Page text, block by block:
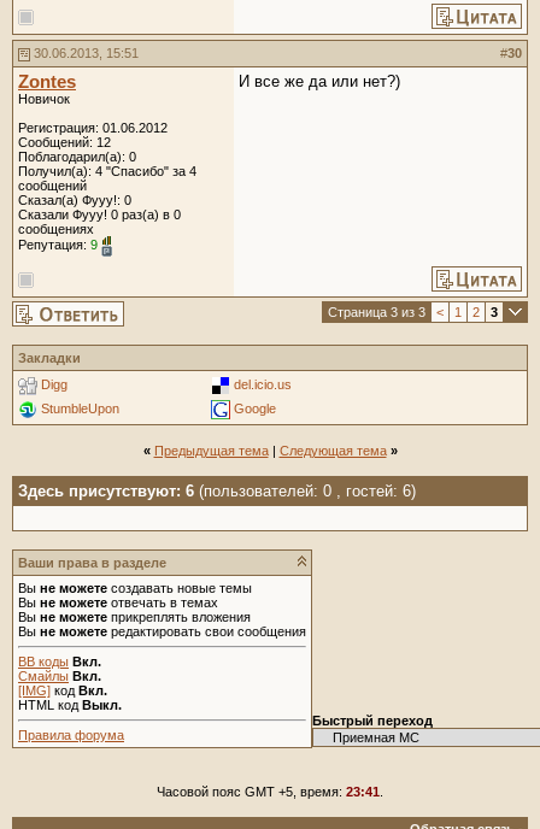
30.06.2013, 15:51 #30
Zontes
Новичок
Регистрация: 01.06.2012
Сообщений: 12
Поблагодарил(а): 0
Получил(а): 4 "Спасибо" за 4
сообщений
Сказал(а) Фууу!: 0
Сказали Фууу! 0 раз(а) в 0
сообщениях
Репутация: 9
И все же да или нет?)
Страница 3 из 3 < 1 2 3
Закладки
Digg
del.icio.us
StumbleUpon
Google
« Предыдущая тема| Следующая тема »
Здесь присутствуют: 6 (пользователей: 0 , гостей: 6)
Ваши права в разделе
Вы не можете создавать новые темы
Вы не можете отвечать в темах
Вы не можете прикреплять вложения
Вы не можете редактировать свои сообщения
BB коды Вкл.
Смайлы Вкл.
[IMG] код Вкл.
HTML код Выкл.
Правила форума
Быстрый переход
Часовой пояс GMT +5, время: 23:41